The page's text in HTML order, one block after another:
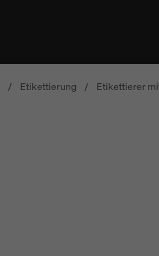
/ Etikettierung / Etikettierer